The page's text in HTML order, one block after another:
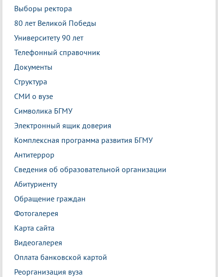
Выборы ректора
80 лет Великой Победы
Университету 90 лет
Телефонный справочник
Документы
Структура
СМИ о вузе
Символика БГМУ
Электронный ящик доверия
Комплексная программа развития БГМУ
Антитеррор
Сведения об образовательной организации
Абитуриенту
Обращение граждан
Фотогалерея
Карта сайта
Видеогалерея
Оплата банковской картой
Реорганизация вуза